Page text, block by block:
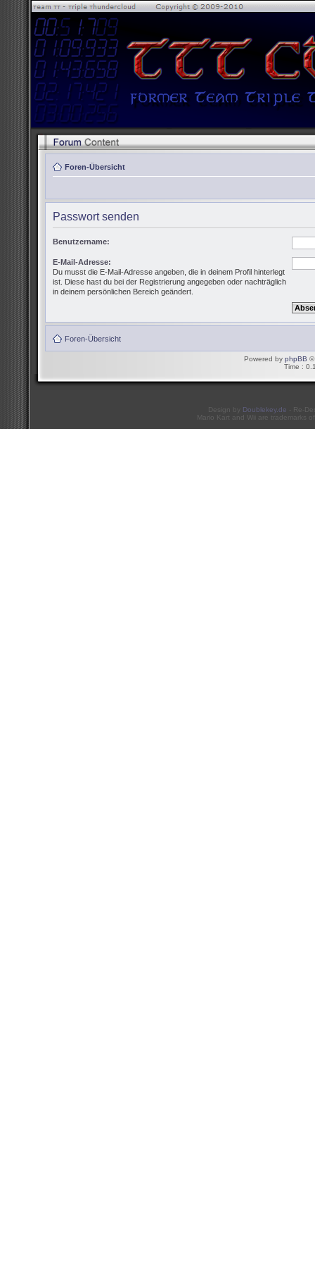
Foren-Übersicht
Passwort senden
Benutzername:
E-Mail-Adresse:
Du musst die E-Mail-Adresse angeben, die in deinem Profil hinterlegt
ist. Diese hast du bei der Registrierung angegeben oder nachträglich
in deinem persönlichen Bereich geändert.
Foren-Übersicht
Powered by phpBB ©
Time :
Design by Doublekey.de - Re-
Mario Kart and Wii are trademarks